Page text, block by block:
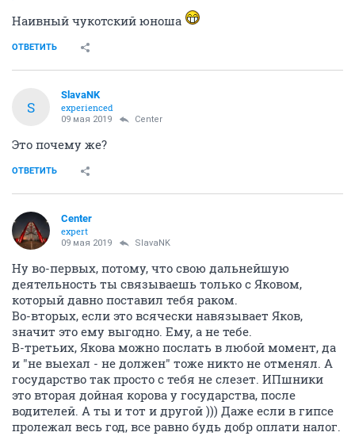
Наивный чукотский юноша
ОТВЕТИТЬ
S
SlavaNK
experienced
09 мая 2019 Center
Это почему же?
ОТВЕТИТЬ
Center
expert
09 мая 2019 SlavaNK
Ну во-первых, потому, что свою дальнейшую
деятельность ты связываешь только с Яковом,
который давно поставил тебя раком.
Во-вторых, если это всячески навязывает Яков,
значит это ему выгодно. Ему, а не тебе.
В-третьих, Якова можно послать в любой момент, да
и "не выехал - не должен" тоже никто не отменял. А
государство так просто с тебя не слезет. ИПшники
это вторая дойная корова у государства, после
водителей. А ты и тот и другой ))) Даже если в гипсе
пролежал весь год, все равно будь добр оплати налог.